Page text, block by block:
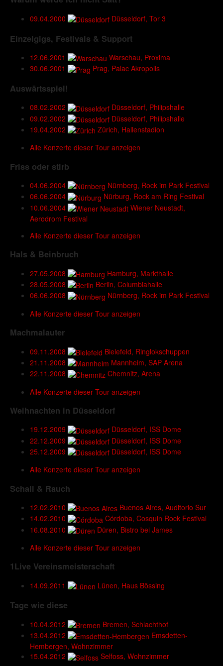
09.04.2000 Düsseldorf, Tor 3
Einzelgigs, Festivals & Support
12.06.2001
Warschau, Proxima
30.06.2001
Prag, Palac Akropolis
Auswärtsspiel!
08.02.2002
Düsseldorf, Philipshalle
09.02.2002
Düsseldorf, Philipshalle
19.04.2002
Zürich, Hallenstadion
Alle Konzerte dieser Tour anzeigen
Friss oder stirb
04.06.2004
Nürnberg, Rock im Park Festival
06.06.2004
Nürburg, Rock am Ring Festival
10.06.2004
Wiener Neustadt,
Aerodrom Festival
Alle Konzerte dieser Tour anzeigen
Hals & Beinbruch
27.05.2008
Hamburg, Markthalle
28.05.2008
Berlin, Columbiahalle
06.06.2008
Nürnberg, Rock im Park Festival
Alle Konzerte dieser Tour anzeigen
Machmalauter
09.11.2008
Bielefeld, Ringlokschuppen
21.11.2008
Mannheim, SAP Arena
22.11.2008
Chemnitz, Arena
Alle Konzerte dieser Tour anzeigen
Weihnachten in Düsseldorf
19.12.2009
Düsseldorf, ISS Dome
22.12.2009
Düsseldorf, ISS Dome
25.12.2009
Düsseldorf, ISS Dome
Alle Konzerte dieser Tour anzeigen
Schall & Rauch
12.02.2010
Buenos Aires, Auditorio Sur
14.02.2010
Córdoba, Cosquin Rock Festival
16.08.2010
Düren, Bistro bei James
Alle Konzerte dieser Tour anzeigen
1Live Vereinsmeisterschaft
14.09.2011 Lünen, Haus Bössing
Tage wie diese
10.04.2012
Bremen, Schlachthof
13.04.2012
Emsdetten-
Hembergen, Wohnzimmer
15.04.2012
Selfoss, Wohnzimmer